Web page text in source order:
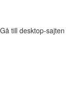
Gå till desktop-sajten